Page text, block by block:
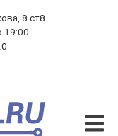
8 ст8
19:00